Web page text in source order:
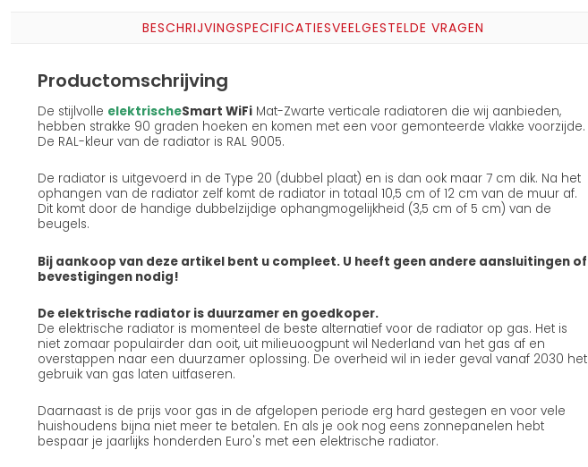
BESCHRIJVINGSPECIFICATIESVEELGESTELDE VRAGEN
Productomschrijving
De stijlvolle elektrischeSmart WiFi Mat-Zwarte verticale radiatoren die wij aanbieden,
hebben strakke 90 graden hoeken en komen met een voor gemonteerde vlakke voorzijde.
De RAL-kleur van de radiator is RAL 9005.
De radiator is uitgevoerd in de Type 20 (dubbel plaat) en is dan ook maar 7 cm dik. Na het
ophangen van de radiator zelf komt de radiator in totaal 10,5 cm of 12 cm van de muur af.
Dit komt door de handige dubbelzijdige ophangmogelijkheid (3,5 cm of 5 cm) van de
beugels.
Bij aankoop van deze artikel bent u compleet. U heeft geen andere aansluitingen of
bevestigingen nodig!
De elektrische radiator is duurzamer en goedkoper.
De elektrische radiator is momenteel de beste alternatief voor de radiator op gas. Het is
niet zomaar populairder dan ooit, uit milieuoogpunt wil Nederland van het gas af en
overstappen naar een duurzamer oplossing. De overheid wil in ieder geval vanaf 2030 het
gebruik van gas laten uitfaseren.
Daarnaast is de prijs voor gas in de afgelopen periode erg hard gestegen en voor vele
huishoudens bijna niet meer te betalen. En als je ook nog eens zonnepanelen hebt
bespaar je jaarlijks honderden Euro's met een elektrische radiator.